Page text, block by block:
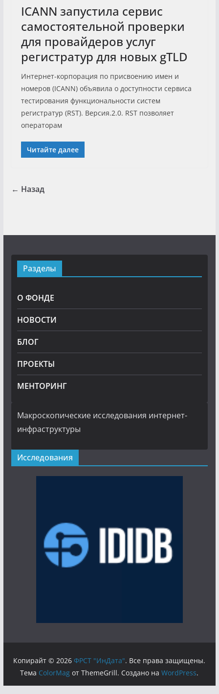
ICANN запустила сервис
самостоятельной проверки
для провайдеров услуг
регистратур для новых gTLD
Интернет-корпорация по присвоению имен и
номеров (ICANN) объявила о доступности сервиса
тестирования функциональности систем
регистратур (RST). Версия.2.0. RST позволяет
операторам
Читайте далее
← Назад
Разделы
О ФОНДЕ
НОВОСТИ
БЛОГ
ПРОЕКТЫ
МЕНТОРИНГ
Макроскопические исследования интернет-
инфраструктуры
Исследования
Копирайт © 2026ФРСТ "ИнДата". Все права защищены.
Тема ColorMag от ThemeGrill. Создано наWordPress.